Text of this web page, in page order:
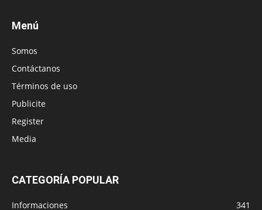
Menú
Somos
Contáctanos
Términos de uso
Publicite
Register
Media
CATEGORÍA POPULAR
Informaciones
341